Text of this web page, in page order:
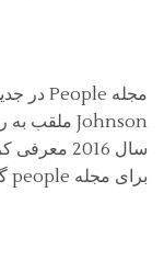
سال 2016
برای مجله people گرفته شده است را گردآوری کرده ایم.